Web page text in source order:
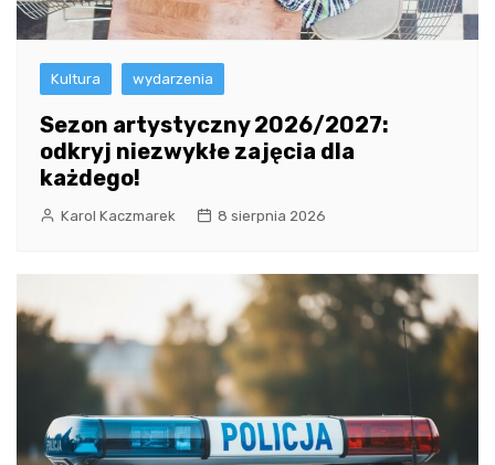
Kultura wydarzenia
Sezon artystyczny 2026/2027:
odkryj niezwykłe zajęcia dla
każdego!
Karol Kaczmarek 8 sierpnia 2026